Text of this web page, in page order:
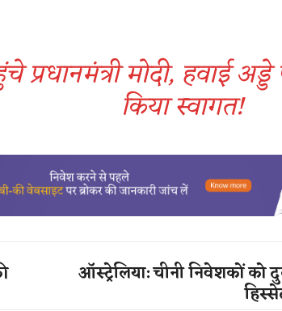
प्रधानमंत्री मोदी, हवाई
किया स्वागत!
ऑस्ट्रेलिया: चीनी निवेशकों को